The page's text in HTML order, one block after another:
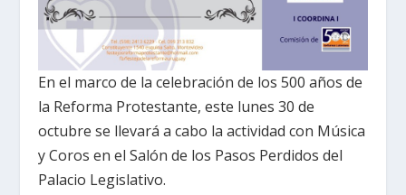
En el marco de la celebración de los 500 años de
la Reforma Protestante, este lunes 30 de
octubre se llevará a cabo la actividad con Música
y Coros en el Salón de los Pasos Perdidos del
Palacio Legislativo.